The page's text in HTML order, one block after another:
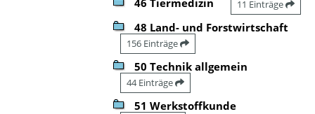
11 Einträge
48 Land- und Forstwirtschaft
156 Einträge
50 Technik allgemein
44 Einträge
51 Werkstoffkunde